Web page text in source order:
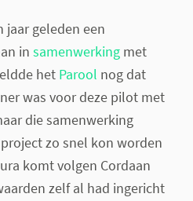
jaar geleden een
in samenwerkingmet
het Parool nog dat
was voor deze pilot met
die samenwerking
zo snel kon worden
komt volgen Cordaan
zelf al had ingericht